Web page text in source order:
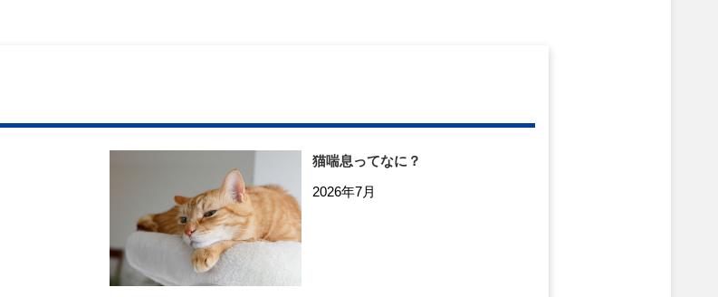
猫喘息ってなに？
2026年7月